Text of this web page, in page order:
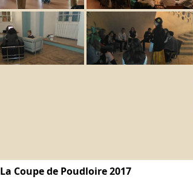
La Coupe de Poudloire 2017